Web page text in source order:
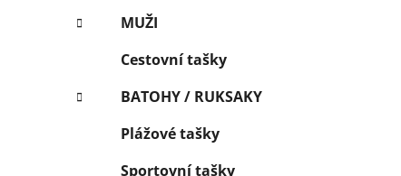
MUŽI
Cestovní tašky
BATOHY / RUKSAKY
Plážové tašky
Sportovní tašky